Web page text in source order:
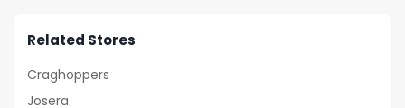
Related Stores
Craghoppers
Josera